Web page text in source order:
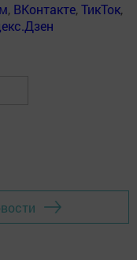
, ВКонтакте,ТикТок,